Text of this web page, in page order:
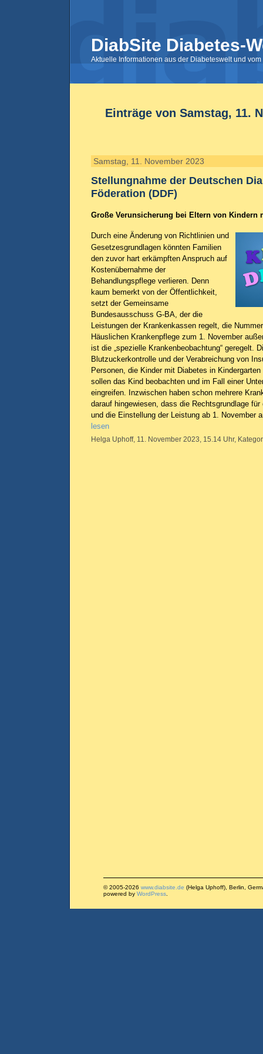
DiabSite Diabetes-
Aktuelle Informationen aus der Diabeteswelt und
Einträge von Samstag, 11.
Samstag, 11. November 2023
Stellungnahme der Deutschen
Föderation (DDF)
Große Verunsicherung bei Eltern von Kindern
Durch eine Änderung von Richtlinien und
Gesetzesgrundlagen könnten Familien
den zuvor hart erkämpften Anspruch auf
Kostenübernahme der
Behandlungspflege verlieren. Denn
kaum bemerkt von der Öffentlichkeit,
setzt der Gemeinsame
Bundesausschuss G-BA, der die
Leistungen der Krankenkassen regelt, die
Häuslichen Krankenpflege zum 1. November
ist die „spezielle Krankenbeobachtung“ geregelt.
Blutzuckerkontrolle und der Verabreichung von
Personen, die Kinder mit Diabetes in
sollen das Kind beobachten und im Fall einer
eingreifen. Inzwischen haben schon mehrere
darauf hingewiesen, dass die Rechtsgrundlage
und die Einstellung der Leistung ab 1. November
lesen
Helga Uphoff, 11. November 2023, 15.14 Uhr,
© 2005-2026 www.diabsite.de (Helga Uphoff), Berlin,
powered by WordPress.